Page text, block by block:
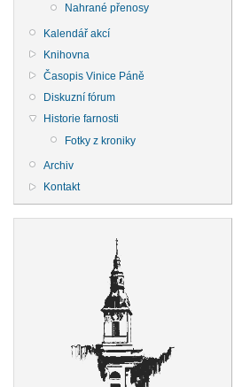
Nahrané přenosy
Kalendář akcí
Knihovna
Časopis Vinice Páně
Diskuzní fórum
Historie farnosti
Fotky z kroniky
Archiv
Kontakt